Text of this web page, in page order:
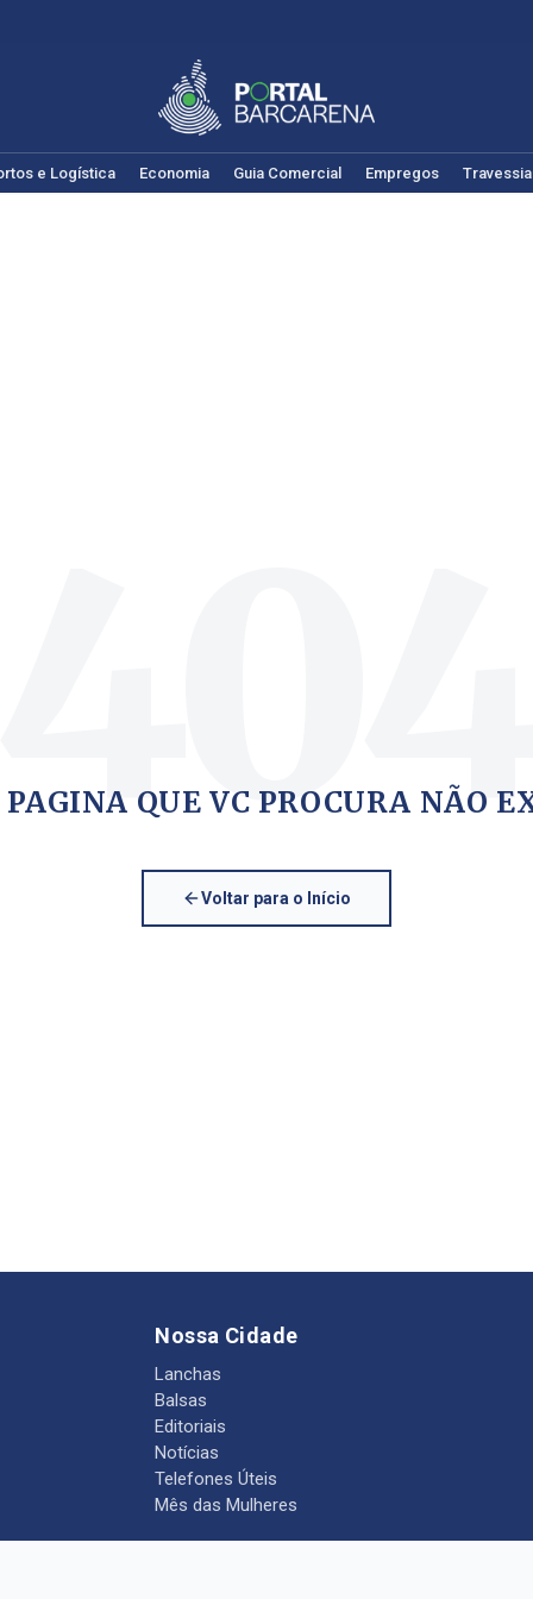
e Logística Economia Guia Comercial Empregos
PAGINA QUE VC PROCURA NÃO
Voltar para o Início
Nossa Cidade
Lanchas
Balsas
Editoriais
Notícias
Telefones Úteis
Mês das Mulheres